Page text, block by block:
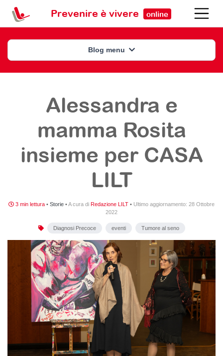
Prevenire è vivere online
Blog menu
Alessandra e
mamma Rosita
insieme per CASA
LILT
3 min lettura • Storie •A cura di Redazione LILT • Ultimo aggiornamento: 28 Ottobre
2022
Diagnosi Precoce eventi Tumore al seno